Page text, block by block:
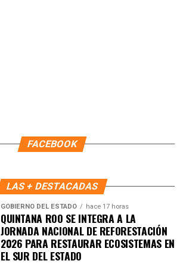
FACEBOOK
LAS + DESTACADAS
GOBIERNO DEL ESTADO hace 17 horas
QUINTANA ROO SE INTEGRA A LA
JORNADA NACIONAL DE REFORESTACIÓN
2026 PARA RESTAURAR ECOSISTEMAS EN
EL SUR DEL ESTADO